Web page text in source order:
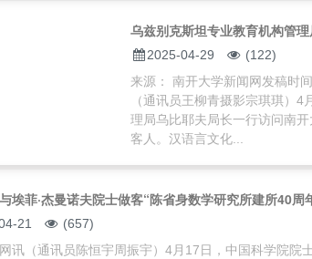
乌兹别克斯坦专业教育机构管
2025-04-29
(122)
来源： 南开大学新闻网发稿时
（通讯员王柳青摄影宗琪琪）
理局乌比耶夫局长一行访问南
客人。汉语言文化...
埃菲·杰曼诺夫院士做客“陈省身数学研究所建所40周
21
(657)
讯（通讯员陈恒宇周振宇）4月17日，中国科学院院